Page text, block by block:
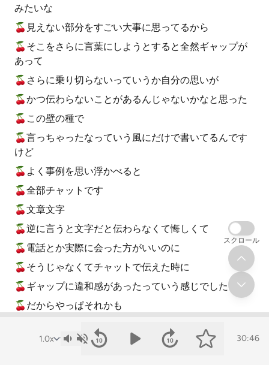
みたいな
🍒見えない部分をすごい大事に思ってるから
🍒そこをさらに言葉にしようとすると全然ギャップが
あって
🍒さらに乗り切らないっていうか自分の思いが
🍒かつ伝わらないことがあるんじゃないかなと思った
🍒この壁の種で
🍒言っちゃったなっていう風にだけで書いてるんです
けど
🍒よく事例を思い浮かべると
🍒全部チャットです
🍒文章文字
🍒逆に言うと文字だと伝わらなくて悔しくて
🍒電話とか実際に会った方がいいのに
🍒そうじゃなくてチャットで伝えた時に
🍒ギャップに違和感があったっていう感じでした
🍒だからやっぱそれかも
🍒コワイロとかも含めて自分が伝えられるものがたく30:46
スクロール